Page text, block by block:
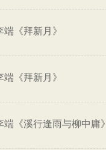
端《拜新月》
端《拜新月》
端《溪行逢雨与柳中庸》